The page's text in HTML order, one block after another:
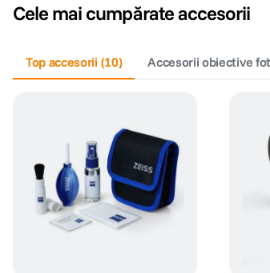
Cele mai cumpărate accesorii
Top accesorii (10) Accesorii obiective